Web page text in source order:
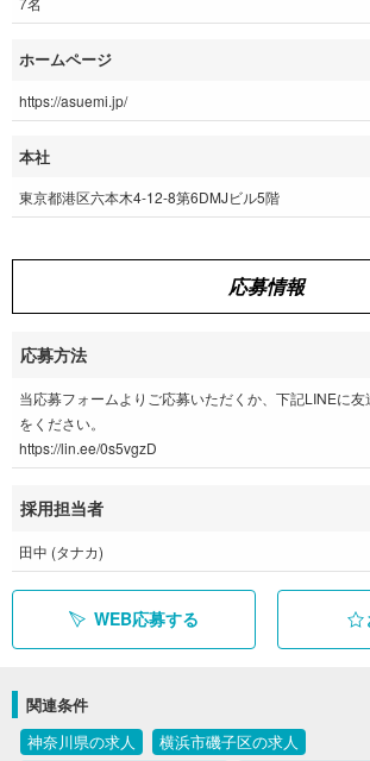
ホームページ
https://asuemi.jp/
本社
東京都港区六本木4-12-8第6DMJビル5階
応募情報
応募方法
当応募フォームよりご応募いただくか、下記LINEに
をください。
https://lin.ee/0s5vgzD
採用担当者
田中 (タナカ)
WEB応募する
関連条件
神奈川県の求人
横浜市磯子区の求人